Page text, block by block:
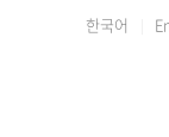
한국어